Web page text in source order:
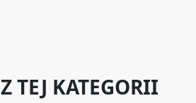
Z TEJ KATEGORII